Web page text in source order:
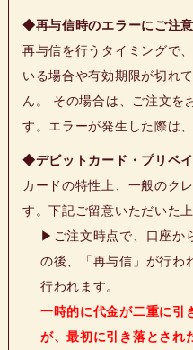
◆再与信時のエラーにご注
再与信を行うタイミングで
いる場合や有効期限が切れ
ん。 その場合は、ご注文を
す。エラーが発生した際は
◆デビットカード・プリペ
カードの特性上、一般のク
す。下記ご留意いただいた
▶ ご注文時点で、口座か
の後、「再与信」が行わ
行われます。
一時的に代金が二重に引
が、最初に引き落とされ